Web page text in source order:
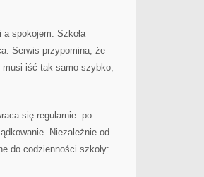
spokojem. Szkoła
Serwis przypomina, że
musi iść tak samo szybko,
się regularnie: po
Niezależnie od
do codzienności szkoły: